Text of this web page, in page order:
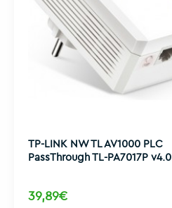
TP-LINK NW TL AV1000 PLC
PassThrough TL-PA7017P v4.0
39,89€